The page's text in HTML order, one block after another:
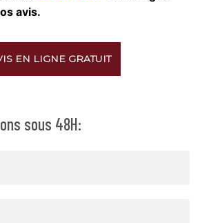
avis.
EN LIGNE GRATUIT
sous 48H: